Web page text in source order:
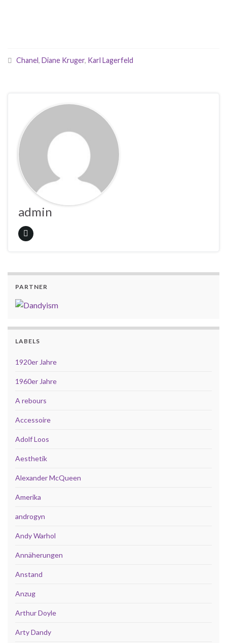
Chanel, Diane Kruger, Karl Lagerfeld
admin
PARTNER
LABELS
1920er Jahre
1960er Jahre
A rebours
Accessoire
Adolf Loos
Aesthetik
Alexander McQueen
Amerika
androgyn
Andy Warhol
Annäherungen
Anstand
Anzug
Arthur Doyle
Arty Dandy